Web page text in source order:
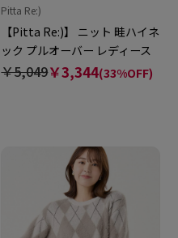
Pitta Re:)
【Pitta Re:)】 ニット 畦ハイネ
ック プルオーバー レディース
￥5,049￥3,344(33%OFF)